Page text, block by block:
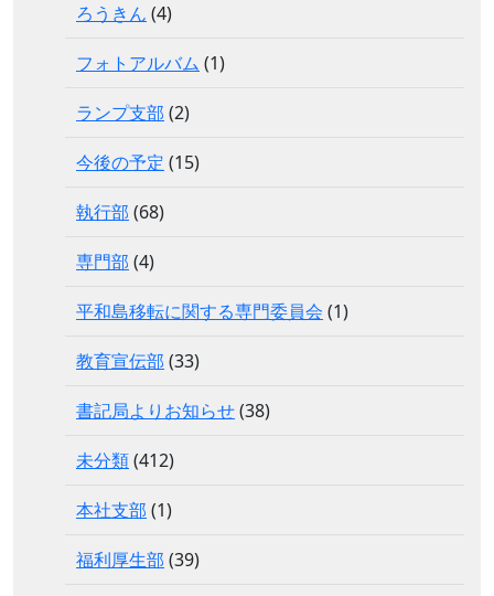
ろうきん (4)
フォトアルバム (1)
ランプ支部 (2)
今後の予定 (15)
執行部 (68)
専門部 (4)
平和島移転に関する専門委員会 (1)
教育宣伝部 (33)
書記局よりお知らせ(38)
未分類(412)
本社支部 (1)
福利厚生部 (39)